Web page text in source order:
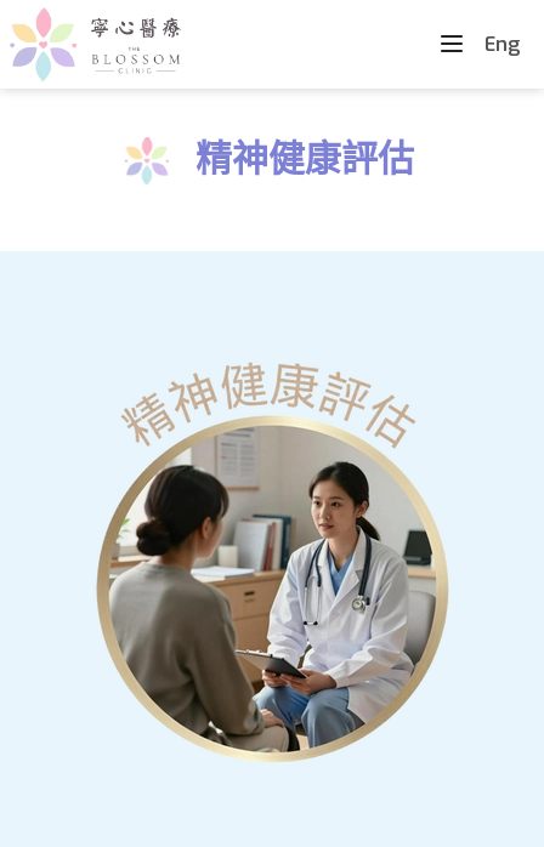
Eng
精神健康評估